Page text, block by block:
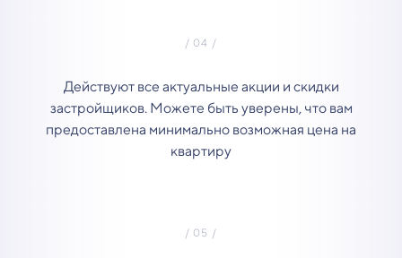
Действуют все актуальные акции и скидки
застройщиков. Можете быть уверены, что вам
предоставлена минимально возможная цена на
квартиру